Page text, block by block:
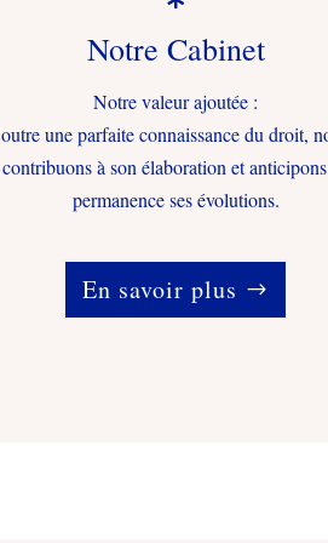
Notre Cabinet
Notre valeur ajoutée :
outre une parfaite connaissance du droit,
contribuons à son élaboration et
permanence ses évolutions.
En savoir plus